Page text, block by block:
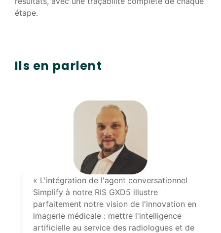
étape.
Ils en parlent
« L'intégration de l'agent conversationnel
Simplify à notre RIS GXD5 illustre
parfaitement notre vision de l'innovation en
imagerie médicale : mettre l'intelligence
artificielle au service des radiologues et de